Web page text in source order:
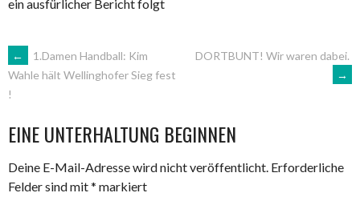
ein ausfürlicher Bericht folgt
ARTIKEL-
NAVIGATION
←
1.Damen Handball: Kim
Wahle hält Wellinghofer Sieg fest
!
DORTBUNT! Wir waren dabei.
→
EINE UNTERHALTUNG BEGINNEN
Deine E-Mail-Adresse wird nicht veröffentlicht. Erforderliche
Felder sind mit* markiert